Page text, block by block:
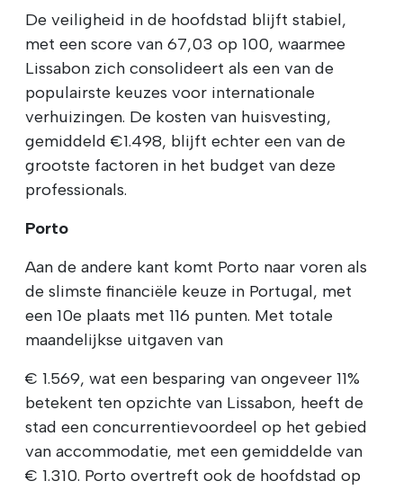
De veiligheid in de hoofdstad blijft stabiel,
met een score van 67,03 op 100, waarmee
Lissabon zich consolideert als een van de
populairste keuzes voor internationale
verhuizingen. De kosten van huisvesting,
gemiddeld €1.498, blijft echter een van de
grootste factoren in het budget van deze
professionals.
Porto
Aan de andere kant komt Porto naar voren als
de slimste financiële keuze in Portugal, met
een 10e plaats met 116 punten. Met totale
maandelijkse uitgaven van
€ 1.569, wat een besparing van ongeveer 11%
betekent ten opzichte van Lissabon, heeft de
stad een concurrentievoordeel op het gebied
van accommodatie, met een gemiddelde van
€ 1.310. Porto overtreft ook de hoofdstad op